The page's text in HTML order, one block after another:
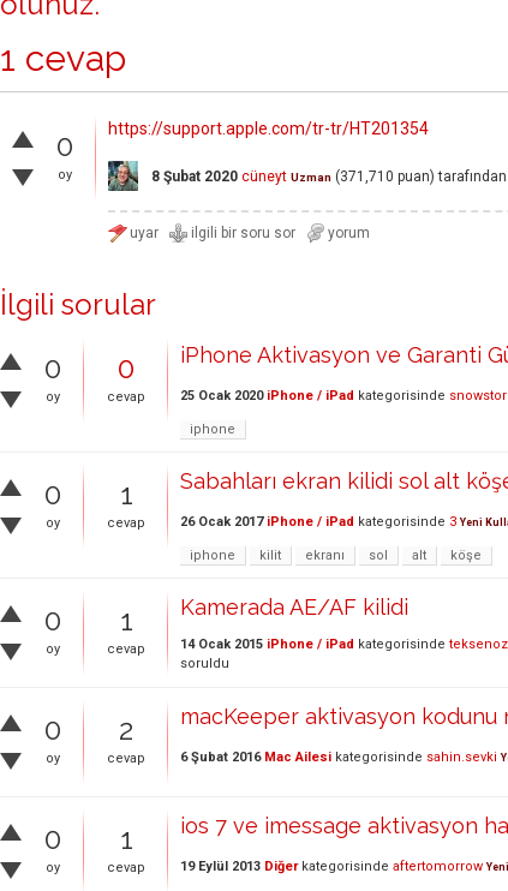
1 cevap
0
oy
https://support.apple.com/tr-tr/HT201354
8 Şubat 2020 cüneyt Uzman (371,710 puan) tarafından
İlgili sorular
0
oy
0
cevap
iPhone Aktivasyon ve Garanti
25 Ocak 2020 iPhone / iPad kategorisinde
iphone
0
oy
1
cevap
Sabahları ekran kilidi sol alt
26 Ocak 2017 iPhone / iPad kategorisinde 3 Yeni
iphone kilit ekranı sol alt köşe
0
oy
1
cevap
Kamerada AE/AF kilidi
14 Ocak 2015 iPhone / iPad kategorisinde
soruldu
0
oy
2
cevap
macKeeper aktivasyon
6 Şubat 2016 Mac Ailesi kategorisinde sahin.sevki
0
oy
1
cevap
ios 7 ve imessage aktivasyon
19 Eylül 2013 Diğerkategorisinde aftertomorrow